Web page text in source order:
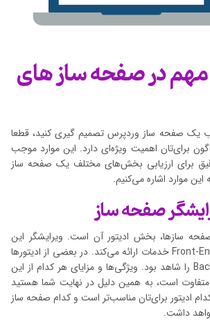
مهم در صفحه ساز های
یک صفحه ساز وردپرس تصمیم گیری کنید، قطعا
برای‌تان اهمیت ویژه‌ای دارد. این موارد موجب
برای ارزیابی بخش‌های مختلف یک صفحه ساز
این موارد اشاره می‌کنیم.
سازها، بخش ادیتور آن است. ویرایشگر این
صفحه سازها به شکل Front-End خدمات ارائه می‌کند. در بعضی از ادیتورها
می‌توان ویرایش Back-End را شاهد بود. ویژگی‌ها و مزایای هر کدام از این
است، به همین دلیل در نهایت شما هستید
ادیتور برای‌تان مناسب‌تر است و کدام صفحه ساز
داشت.